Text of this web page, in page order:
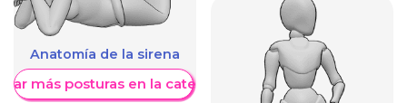
Anatomía de la sirena
más posturas en la categoría